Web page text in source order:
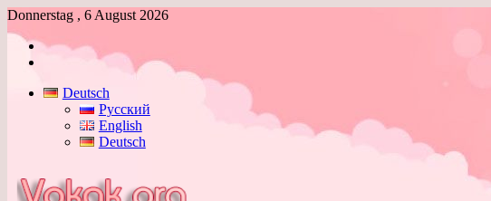
Donnerstag , 6 August 2026
Anmelden
Deutsch
Русский
English
Deutsch